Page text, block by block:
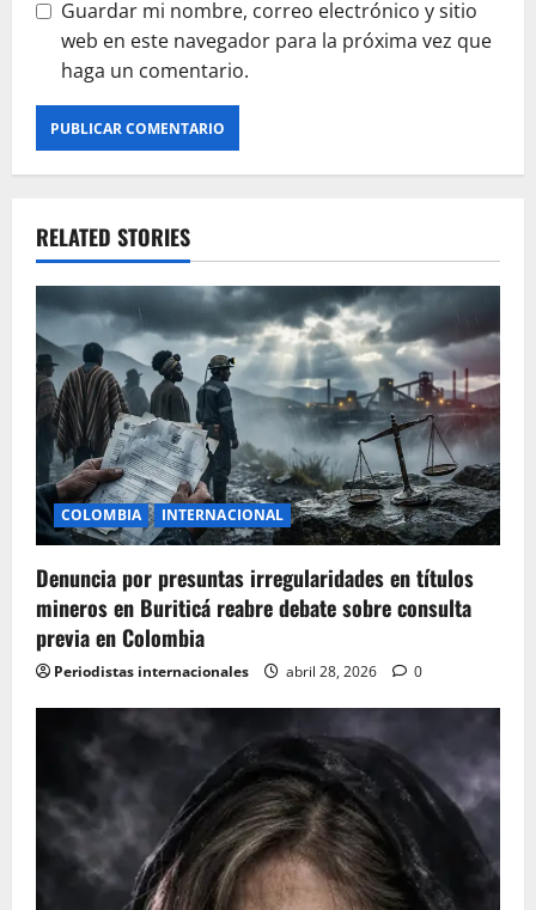
Guardar mi nombre, correo electrónico y sitio
web en este navegador para la próxima vez que
haga un comentario.
RELATED STORIES
COLOMBIA INTERNACIONAL
Denuncia por presuntas irregularidades en títulos
mineros en Buriticá reabre debate sobre consulta
previa en Colombia
Periodistas internacionales abril 28, 2026 0